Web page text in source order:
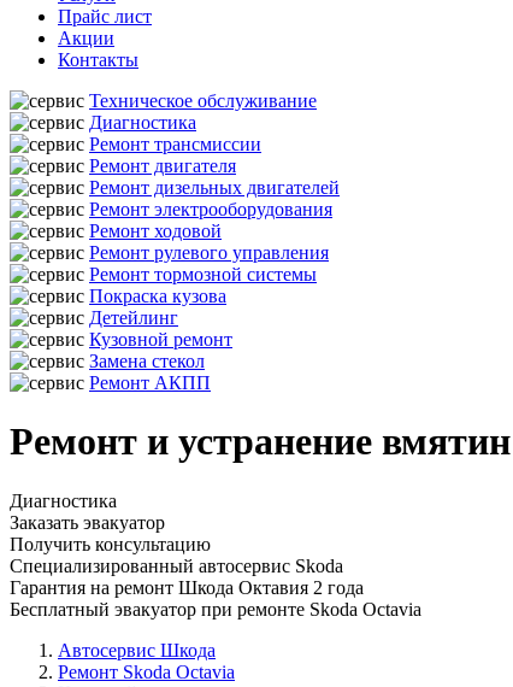
Прайс лист
Акции
Контакты
Техническое обслуживание
Диагностика
Ремонт трансмиссии
Ремонт двигателя
Ремонт дизельных двигателей
Ремонт электрооборудования
Ремонт ходовой
Ремонт рулевого управления
Ремонт тормозной системы
Покраска кузова
Детейлинг
Кузовной ремонт
Замена стекол
Ремонт АКПП
Ремонт и устранение
Диагностика
Заказать эвакуатор
Получить консультацию
Специализированный автосервис Skoda
Гарантия на ремонт Шкода Октавия 2 года
Бесплатный эвакуатор при ремонте Skoda Octavia
Автосервис Шкода
Ремонт Skoda Octavia